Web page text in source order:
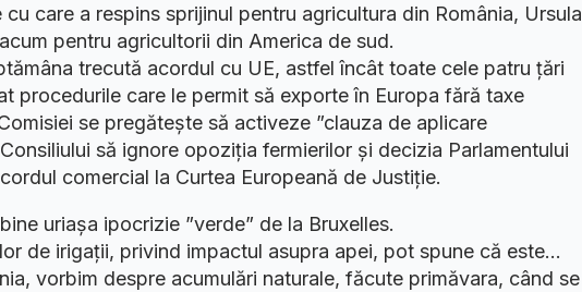
care a respins sprijinul pentru agricultura din România, Ursula
pentru agricultorii din America de sud.
trecută acordul cu UE, astfel încât toate cele patru țări
procedurile care le permit să exporte în Europa fără taxe
se pregătește să activeze ”clauza de aplicare
să ignore opoziția fermierilor și decizia Parlamentului
comercial la Curtea Europeană de Justiție.
uriașa ipocrizie ”verde” de la Bruxelles.
de irigații, privind impactul asupra apei, pot spune că este…
vorbim despre acumulări naturale, făcute primăvara, când se